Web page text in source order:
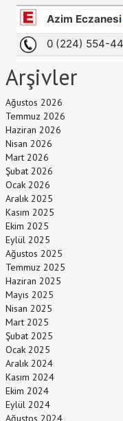
Arşivler
Ağustos 2026
Temmuz 2026
Haziran 2026
Nisan 2026
Mart 2026
Şubat 2026
Ocak 2026
Aralık 2025
Kasım 2025
Ekim 2025
Eylül 2025
Ağustos 2025
Temmuz 2025
Haziran 2025
Mayıs 2025
Nisan 2025
Mart 2025
Şubat 2025
Ocak 2025
Aralık 2024
Kasım 2024
Ekim 2024
Eylül 2024
Ağustos 2024